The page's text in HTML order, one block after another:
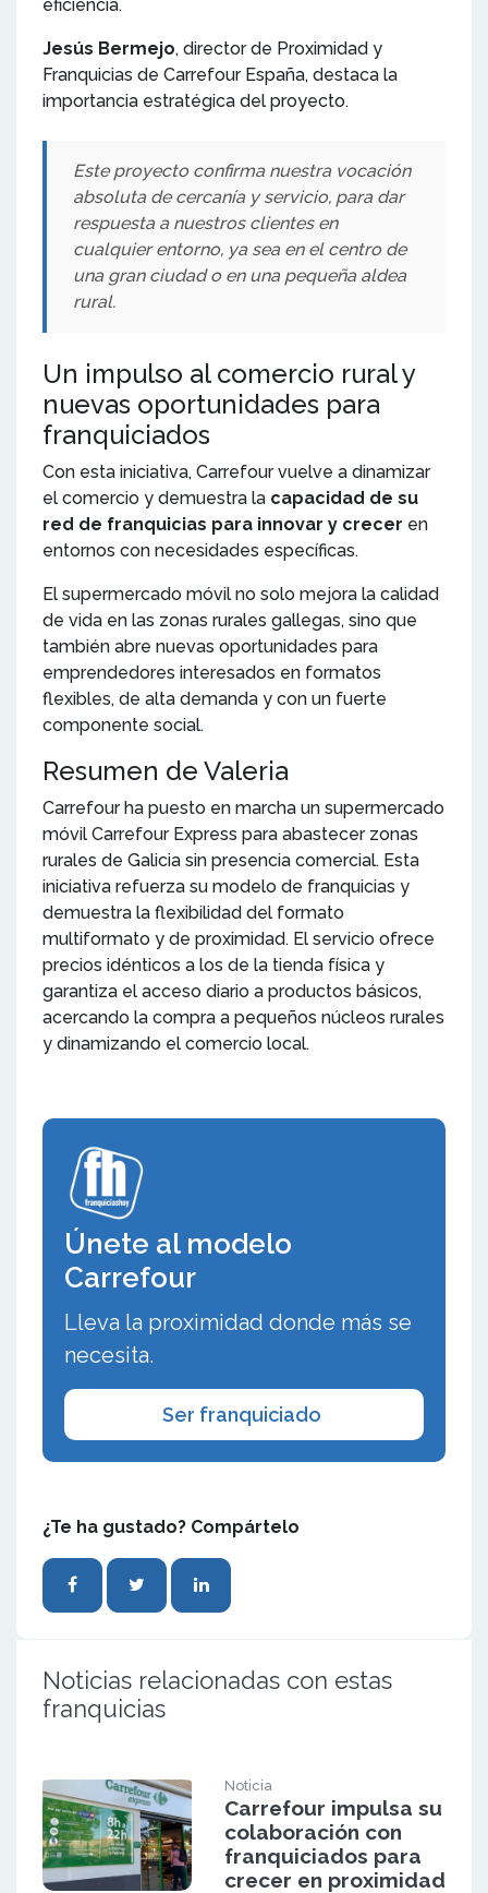
eficiencia.
Jesús Bermejo, director de Proximidad y
Franquicias de Carrefour España, destaca la
importancia estratégica del proyecto.
Este proyecto confirma nuestra vocación
absoluta de cercanía y servicio, para dar
respuesta a nuestros clientes en
cualquier entorno, ya sea en el centro de
una gran ciudad o en una pequeña aldea
rural.
Un impulso al comercio rural y
nuevas oportunidades para
franquiciados
Con esta iniciativa, Carrefour vuelve a dinamizar
el comercio y demuestra la capacidad de su
red de franquicias para innovar y crecer en
entornos con necesidades específicas.
El supermercado móvil no solo mejora la calidad
de vida en las zonas rurales gallegas, sino que
también abre nuevas oportunidades para
emprendedores interesados en formatos
flexibles, de alta demanda y con un fuerte
componente social.
Resumen de Valeria
Carrefour ha puesto en marcha un supermercado
móvil Carrefour Express para abastecer zonas
rurales de Galicia sin presencia comercial. Esta
iniciativa refuerza su modelo de franquicias y
demuestra la flexibilidad del formato
multiformato y de proximidad. El servicio ofrece
precios idénticos a los de la tienda física y
garantiza el acceso diario a productos básicos,
acercando la compra a pequeños núcleos rurales
y dinamizando el comercio local.
Únete al modelo
Carrefour
Lleva la proximidad donde más se
necesita.
Ser franquiciado
¿Te ha gustado? Compártelo
Noticias relacionadas con estas
franquicias
Noticia
Carrefour impulsa su
colaboración con
franquiciados para
crecer en proximidad